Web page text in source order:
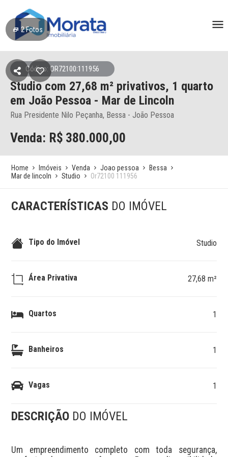
2Fotos
Código: OR72100:111956
Studio com 27,68 m² privativos, 1 quarto
em João Pessoa - Mar de Lincoln
Rua Presidente Nilo Peçanha, Bessa - João Pessoa
Venda: R$ 380.000,00
Home Imóveis Venda Joao pessoa
Bessa
Mar de lincoln
Studio Or72100 111956
CARACTERÍSTICAS DO IMÓVEL
Tipo do Imóvel Studio
Área Privativa 27,68 m²
Quartos 1
Banheiros 1
Vagas 1
DESCRIÇÃO DO IMÓVEL
Um empreendimento completo com toda segurança,